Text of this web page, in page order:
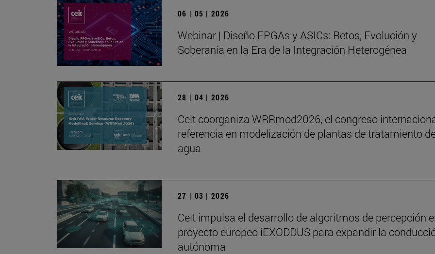
06 | 05 | 2026
Webinar | Diseño FPGAs y ASICs: Retos, Evolución y
Soberanía en la Era de la Integración Heterogénea
28 | 04 | 2026
Ceit coorganiza WRRmod2026, el congreso
referencia en modelización de plantas de tratamiento
agua
27 | 03 | 2026
Ceit impulsa el desarrollo de algoritmos de percepción
proyecto europeo iEXODDUS para expandir la
autónoma